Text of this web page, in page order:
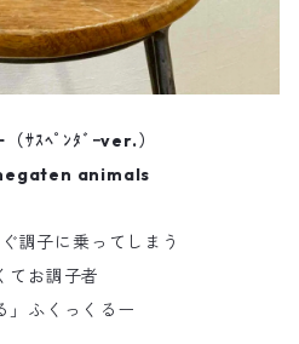
ｻｽﾍﾟﾝﾀﾞｰver.）
animals
調子に乗ってしまう
てお調子者
」ふくっくるー